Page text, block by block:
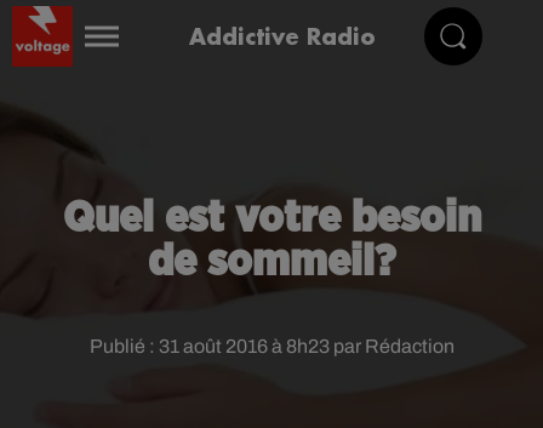
Addictive Radio
Quel est votre besoin
de sommeil?
Publié : 31 août 2016 à 8h23 par Rédaction